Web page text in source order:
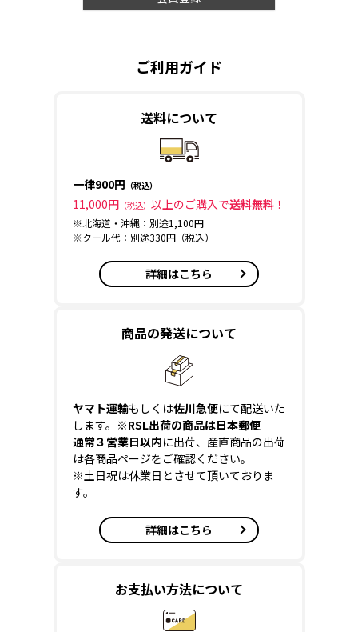
ご利用ガイド
送料について
一律900円 （税込）
11,000円 （税込） 以上のご購入で送料無料！
※北海道・沖縄：別途1,100円
※クール代：別途330円（税込）
詳細はこちら
商品の発送について
ヤマト運輸もしくは佐川急便にて配送いた
します。 ※RSL出荷の商品は日本郵便
通常３営業日以内に出荷、産直商品の出荷
は各商品ページをご確認ください。
※土日祝は休業日とさせて頂いておりま
す。
詳細はこちら
お支払い方法について